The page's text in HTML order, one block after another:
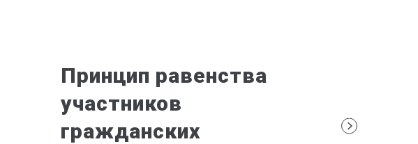
Принцип равенства
участников
гражданских